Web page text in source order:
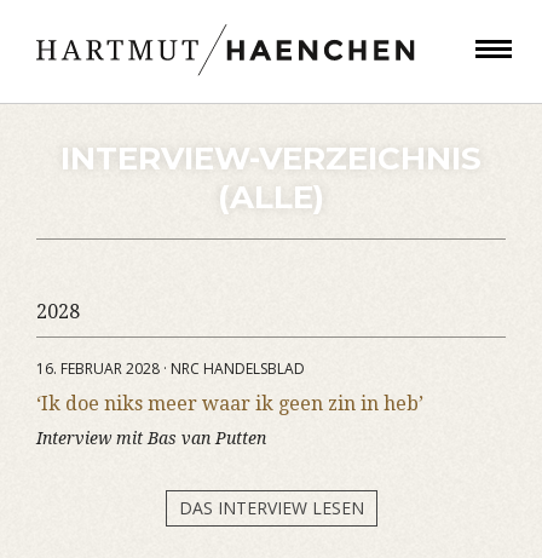
INTERVIEW-VERZEICHNIS
(ALLE)
2028
16. FEBRUAR 2028 · NRC HANDELSBLAD
‘Ik doe niks meer waar ik geen zin in heb’
Interview mit Bas van Putten
DAS INTERVIEW LESEN